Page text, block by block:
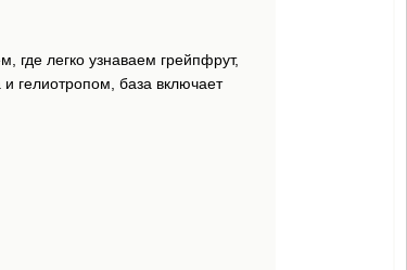
легко узнаваем грейпфрут,
гелиотропом, база включает